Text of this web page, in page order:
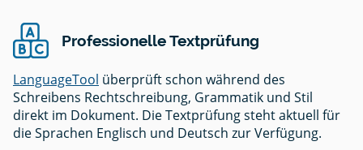
Professionelle Textprüfung
LanguageTool überprüft schon während des
Schreibens Rechtschreibung, Grammatik und Stil
direkt im Dokument. Die Textprüfung steht aktuell für
die Sprachen Englisch und Deutsch zur Verfügung.